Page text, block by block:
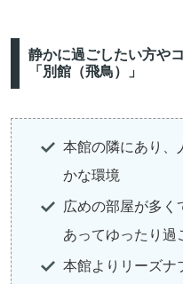
静かに過ごしたい方や
「別館（飛鳥）」
本館の隣にあり、
かな環境
広めの部屋が多く
あってゆったり過
本館よりリーズナ